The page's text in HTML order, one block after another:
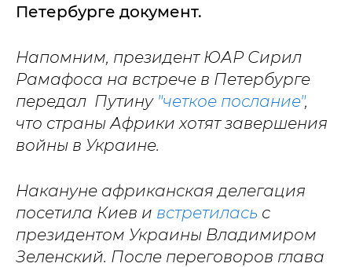
Петербурге документ.
Напомним, президент ЮАР Сирил
Рамафоса на встрече в Петербурге
передал Путину "четкое послание",
что страны Африки хотят завершения
войны в Украине.
Накануне африканская делегация
посетила Киев и встретилась с
президентом Украины Владимиром
Зеленский. После переговоров глава